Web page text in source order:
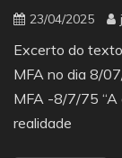
23/04/2025
Excerto do
MFA no dia 8/
MFA -8/7/75 “A
realidade